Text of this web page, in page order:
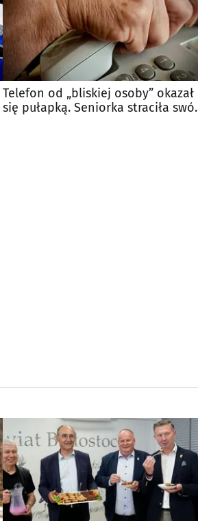
Telefon od „bliskiej osoby” okazał
się pułapką. Seniorka straciła swój